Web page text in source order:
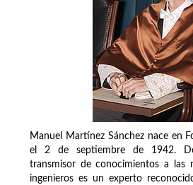
Manuel Martínez Sánchez nace en
el 2 de septiembre de 1942.
transmisor de conocimientos a las
ingenieros es un experto